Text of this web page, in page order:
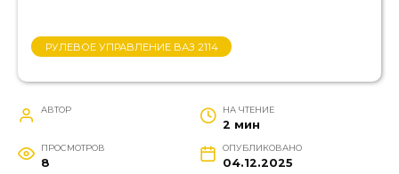
РУЛЕВОЕ УПРАВЛЕНИЕ ВАЗ 2114
АВТОР НА ЧТЕНИЕ
2 мин
ПРОСМОТРОВ
8
ОПУБЛИКОВАНО
04.12.2025